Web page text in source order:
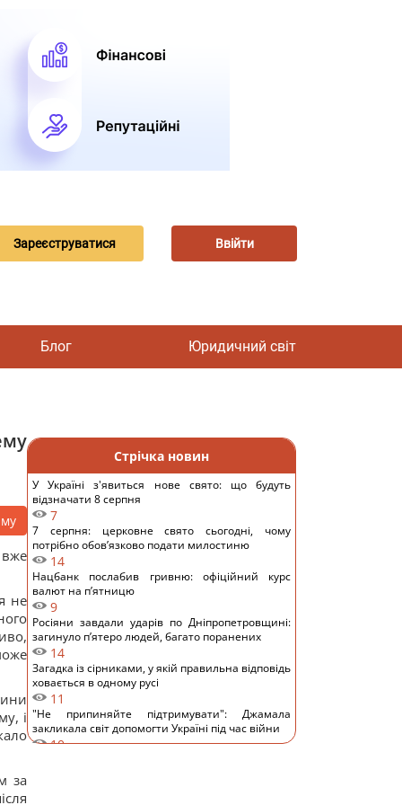
Зареєструватися Ввійти
Блог Юридичний світ
не
і
за
Стрічка новин
У Україні з'явиться нове свято: що будуть
відзначати 8 серпня
7
7 серпня: церковне свято сьогодні, чому
потрібно обов’язково подати милостиню
14
Нацбанк послабив гривню: офіційний курс
валют на п’ятницю
9
Росіяни завдали ударів по Дніпропетровщині:
загинуло пʼятеро людей, багато поранених
14
Загадка із сірниками, у якій правильна відповідь
ховається в одному русі
11
"Не припиняйте підтримувати": Джамала
закликала світ допомогти Україні під час війни
10